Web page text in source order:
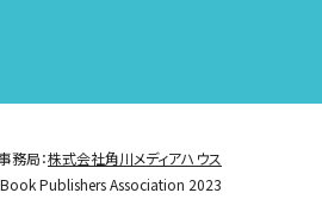
務局：株式会社角川メディアハウス
Publishers Association 2023